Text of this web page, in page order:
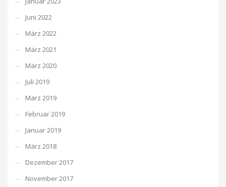
Juni 2022
März 2022
März 2021
März 2020
Juli 2019
März 2019
Februar 2019
Januar 2019
März 2018
Dezember 2017
November 2017